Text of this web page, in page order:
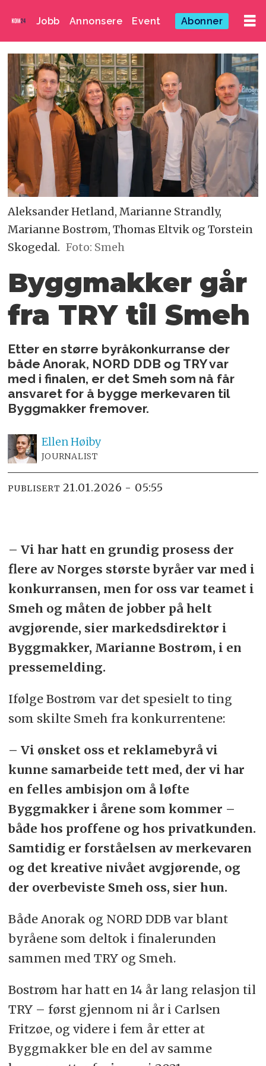
Jobb Annonsere Event Abonner
Aleksander Hetland, Marianne Strandly,
Marianne Bostrøm, Thomas Eltvik og Torstein
Skogedal. Foto: Smeh
Byggmakker går
fra TRY til Smeh
Etter en større byråkonkurranse der
både Anorak, NORD DDB og TRY var
med i finalen, er det Smeh som nå får
ansvaret for å bygge merkevaren til
Byggmakker fremover.
EllenHøiby
JOURNALIST
PUBLISERT 21.01.2026 - 05:55
– Vi har hatt en grundig prosess der
flere av Norges største byråer var med i
konkurransen, men for oss var teamet i
Smeh og måten de jobber på helt
avgjørende, sier markedsdirektør i
Byggmakker, Marianne Bostrøm, i en
pressemelding.
Ifølge Bostrøm var det spesielt to ting
som skilte Smeh fra konkurrentene:
– Vi ønsket oss et reklamebyrå vi
kunne samarbeide tett med, der vi har
en felles ambisjon om å løfte
Byggmakker i årene som kommer –
både hos proffene og hos privatkunden.
Samtidig er forståelsen av merkevaren
og det kreative nivået avgjørende, og
der overbeviste Smeh oss, sier hun.
Både Anorak og NORD DDB var blant
byråene som deltok i finalerunden
sammen med TRY og Smeh.
Bostrøm har hatt en 14 år lang relasjon til
TRY – først gjennom ni år i Carlsen
Fritzøe, og videre i fem år etter at
Byggmakker ble en del av samme